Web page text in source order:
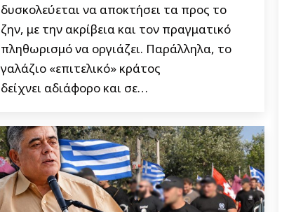
δυσκολεύεται να αποκτήσει τα προς το
ζην, με την ακρίβεια και τον πραγματικό
πληθωρισμό να οργιάζει. Παράλληλα, το
γαλάζιο «επιτελικό» κράτος
δείχνει αδιάφορο και σε…